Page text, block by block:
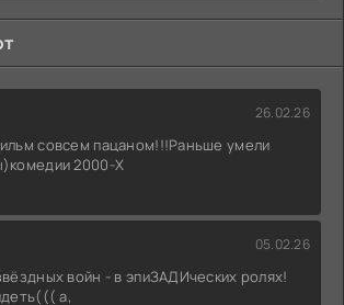
26.02.26
совсем пацаном!!!Раньше умели
2000-X
05.02.26
войн - в эпиЗАДИческих ролях!
а,